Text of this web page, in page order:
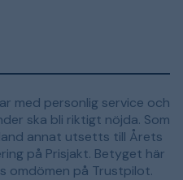
med personlig service och
ska bli riktigt nöjda. Som
annat utsetts till Årets
på Prisjakt. Betyget här
omdömen på Trustpilot.